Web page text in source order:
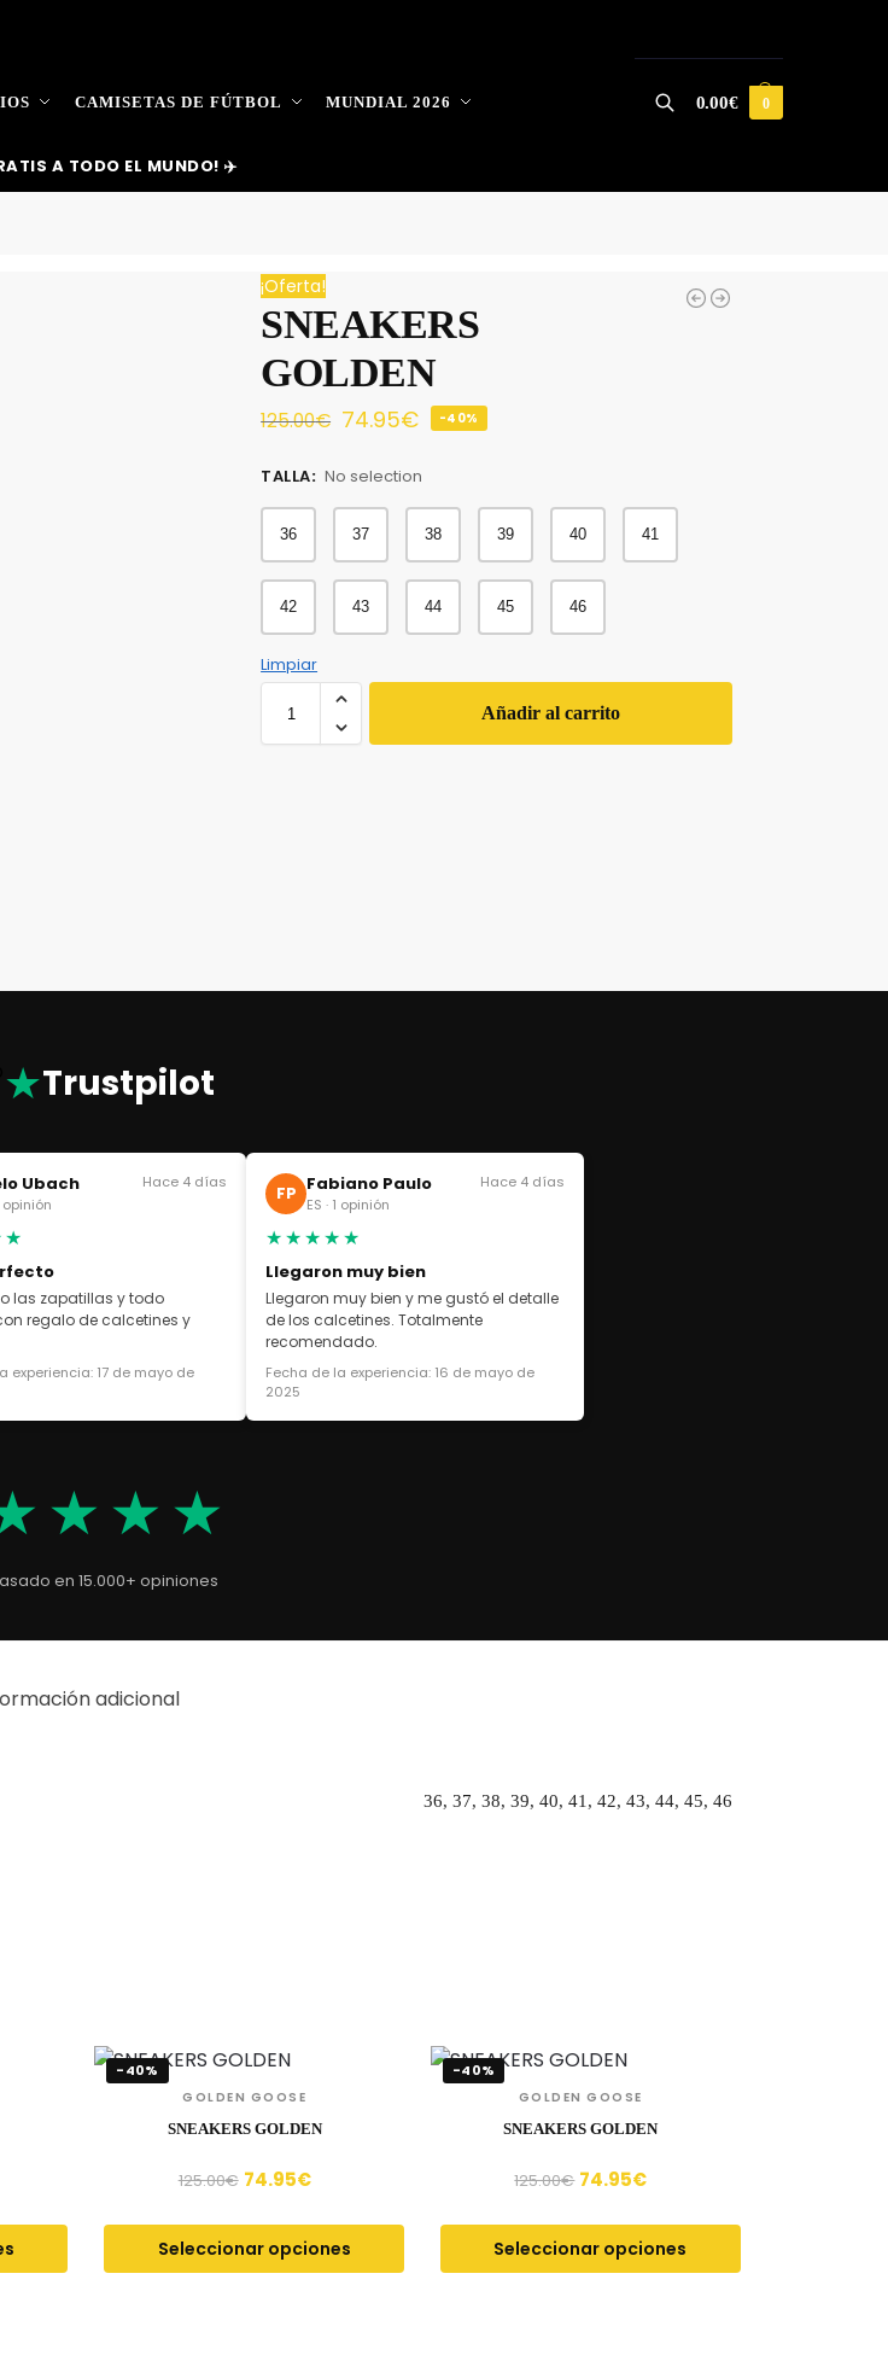
CAMISETAS DE FÚTBOL MUNDIAL 2026 0.00€ 0
A TODO EL MUNDO! ✈️
¡Oferta!
SNEAKERS
GOLDEN
125.00€ 74.95€ -40%
TALLA: No selection
36 37 38 39 40 41
42 43 44 45 46
Limpiar
Añadir al carrito
★Trustpilot
Ubach
opinión
Hace 4 días
las zapatillas y todo
regalo de calcetines y
experiencia: 17 de mayo de
FP Fabiano Paulo
ES · 1 opinión
Hace 4 días
★★★★★
Llegaron muy bien
Llegaron muy bien y me gustó el detalle
de los calcetines. Totalmente
recomendado.
Fecha de la experiencia: 16 de mayo de
2025
en 15.000+ opiniones
adicional
36, 37, 38, 39, 40, 41, 42, 43, 44, 45, 46
-40%
GOLDEN GOOSE
SNEAKERS GOLDEN
125.00€ 74.95€
Seleccionar opciones
-40%
GOLDEN GOOSE
SNEAKERS GOLDEN
125.00€ 74.95€
Seleccionar opciones